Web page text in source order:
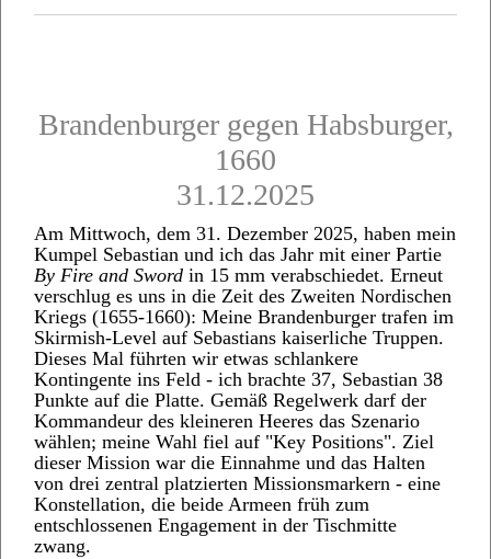
Brandenburger gegen Habsburger,
1660
31.12.2025
Am Mittwoch, dem 31. Dezember 2025, haben mein
Kumpel Sebastian und ich das Jahr mit einer Partie
By Fire and Sword in 15 mm verabschiedet. Erneut
verschlug es uns in die Zeit des Zweiten Nordischen
Kriegs (1655-1660): Meine Brandenburger trafen im
Skirmish-Level auf Sebastians kaiserliche Truppen.
Dieses Mal führten wir etwas schlankere
Kontingente ins Feld - ich brachte 37, Sebastian 38
Punkte auf die Platte. Gemäß Regelwerk darf der
Kommandeur des kleineren Heeres das Szenario
wählen; meine Wahl fiel auf "Key Positions". Ziel
dieser Mission war die Einnahme und das Halten
von drei zentral platzierten Missionsmarkern - eine
Konstellation, die beide Armeen früh zum
entschlossenen Engagement in der Tischmitte
zwang.